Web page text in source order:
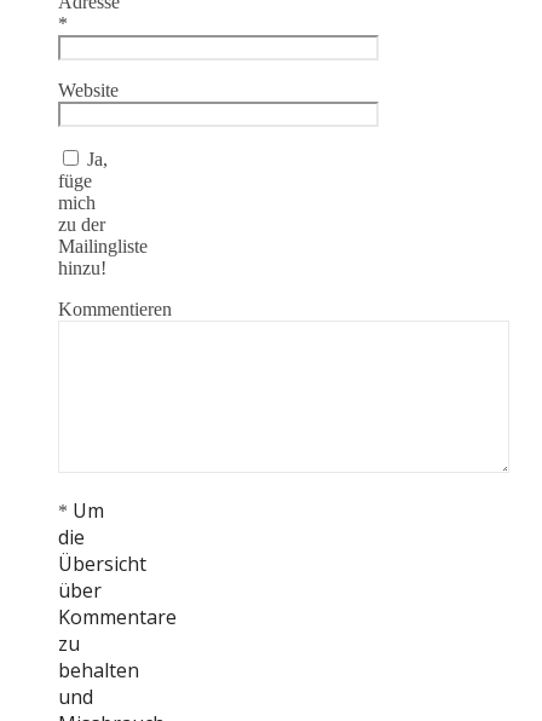
*
Website
Ja,
füge
mich
zu der
Mailingliste
hinzu!
Kommentieren
* Um
die
Übersicht
über
Kommentare
zu
behalten
und